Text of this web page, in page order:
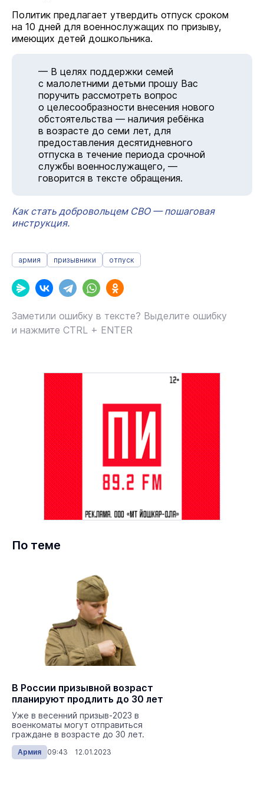
Политик предлагает утвердить отпуск сроком
на 10 дней для военнослужащих по призыву,
имеющих детей дошкольника.
— В целях поддержки семей
с малолетними детьми прошу Вас
поручить рассмотреть вопрос
о целесообразности внесения нового
обстоятельства — наличия ребёнка
в возрасте до семи лет, для
предоставления десятидневного
отпуска в течение периода срочной
службы военнослужащего, —
говорится в тексте обращения.
Как стать добровольцем СВО — пошаговая
инструкция.
армия призывники отпуск
Заметили ошибку в тексте? Выделите ошибку
и нажмите CTRL + ENTER
По теме
В России призывной возраст
планируют продлить до 30 лет
Уже в весенний призыв-2023 в
военкоматы могут отправиться
граждане в возрасте до 30 лет.
Армия 09:43 12.01.2023